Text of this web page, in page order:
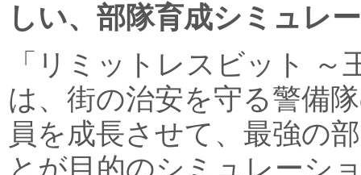
しい、部隊育成シミュレ
「リミットレスビット ～
は、街の治安を守る警備
員を成長させて、最強の
とが目的のシミュレーシ